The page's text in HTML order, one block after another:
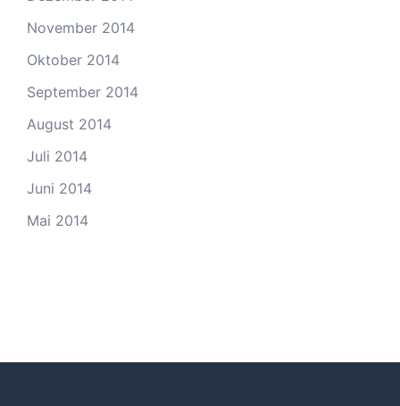
November 2014
Oktober 2014
September 2014
August 2014
Juli 2014
Juni 2014
Mai 2014